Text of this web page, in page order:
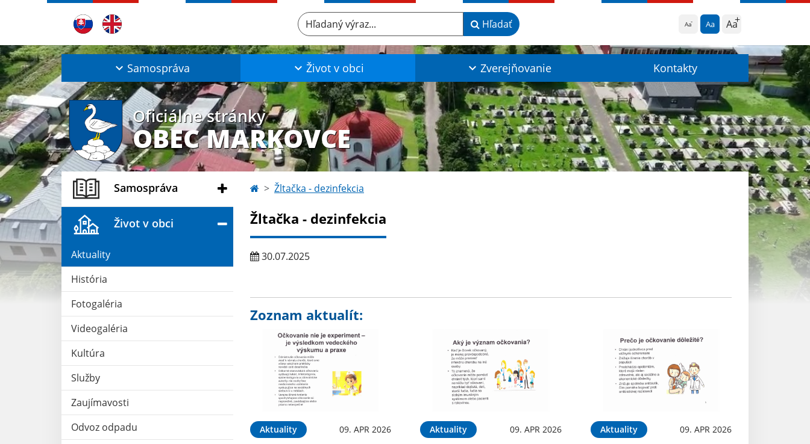
Aa Aa Aa
Hľadaný výraz... Hľadať
Samospráva Život v obci Zverejňovanie Kontakty
Oficiálne stránky
OBEC MARKOVCE
Samospráva
Život v obci
Aktuality
História
Fotogaléria
Videogaléria
Kultúra
Služby
Zaujímavosti
Odvoz odpadu
Žltačka - dezinfekcia
Žltačka - dezinfekcia
30.07.2025
Zoznam aktualít:
Aktuality 09. APR 2026 Aktuality 09. APR 2026 Aktuality 09. APR 2026